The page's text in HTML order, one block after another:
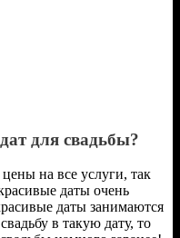
для свадьбы?
на все услуги, так
даты очень
даты занимаются
в такую дату, то